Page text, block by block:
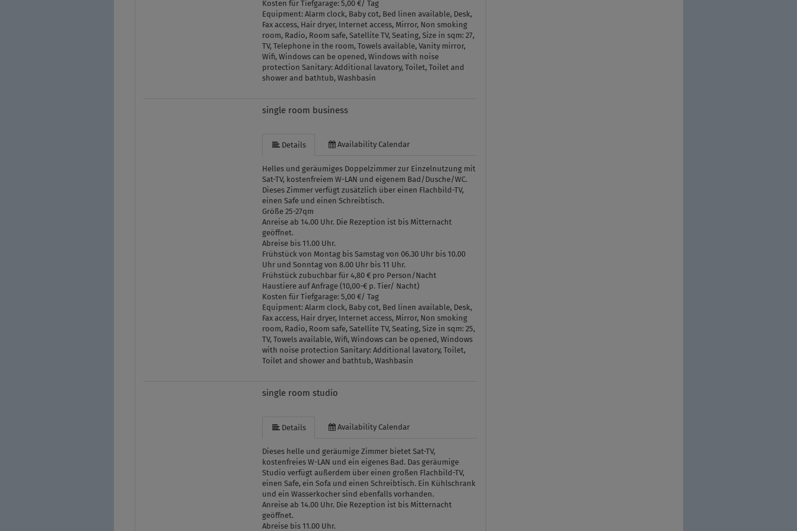
Kosten für Tiefgarage: 5,00 €/ Tag
Equipment: Alarm clock, Baby cot, Bed linen available, Desk,
Fax access, Hair dryer, Internet access, Mirror, Non smoking
room, Radio, Room safe, Satellite TV, Seating, Size in sqm: 27,
TV, Telephone in the room, Towels available, Vanity mirror,
Wifi, Windows can be opened, Windows with noise
protection Sanitary: Additional lavatory, Toilet, Toilet and
shower and bathtub, Washbasin
single room business
Details Availability Calendar
Helles und geräumiges Doppelzimmer zur Einzelnutzung mit
Sat-TV, kostenfreiem W-LAN und eigenem Bad/Dusche/WC.
Dieses Zimmer verfügt zusätzlich über einen Flachbild-TV,
einen Safe und einen Schreibtisch.
Größe 25-27qm
Anreise ab 14.00 Uhr. Die Rezeption ist bis Mitternacht
geöffnet.
Abreise bis 11.00 Uhr.
Frühstück von Montag bis Samstag von 06.30 Uhr bis 10.00
Uhr und Sonntag von 8.00 Uhr bis 11 Uhr.
Frühstück zubuchbar für 4,80 € pro Person/Nacht
Haustiere auf Anfrage (10,00-€ p. Tier/ Nacht)
Kosten für Tiefgarage: 5,00 €/ Tag
Equipment: Alarm clock, Baby cot, Bed linen available, Desk,
Fax access, Hair dryer, Internet access, Mirror, Non smoking
room, Radio, Room safe, Satellite TV, Seating, Size in sqm: 25,
TV, Towels available, Wifi, Windows can be opened, Windows
with noise protection Sanitary: Additional lavatory, Toilet,
Toilet and shower and bathtub, Washbasin
single room studio
Details Availability Calendar
Dieses helle und geräumige Zimmer bietet Sat-TV,
kostenfreies W-LAN und ein eigenes Bad. Das geräumige
Studio verfügt außerdem über einen großen Flachbild-TV,
einen Safe, ein Sofa und einen Schreibtisch. Ein Kühlschrank
und ein Wasserkocher sind ebenfalls vorhanden.
Anreise ab 14.00 Uhr. Die Rezeption ist bis Mitternacht
geöffnet.
Abreise bis 11.00 Uhr.